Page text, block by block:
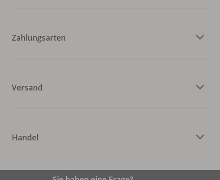
Zahlungsarten
Versand
Handel